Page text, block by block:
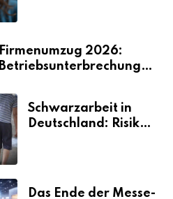
Firmenumzug 2026:
Betriebsunterbrechungen
Schwarzarbeit in
Deutschland: Risiken
Das Ende der Messe-